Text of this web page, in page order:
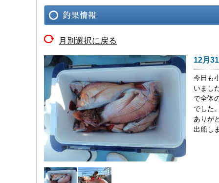
月別選択に戻る
12月
今日も
いまし
で全体
でした
ありが
出船し